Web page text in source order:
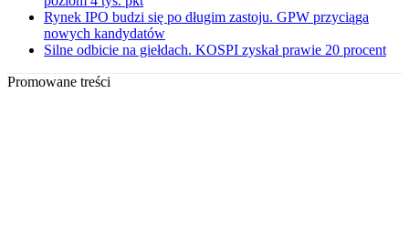
Rynek IPO budzi się po długim zastoju. GPW przyciąga
nowych kandydatów
Silne odbicie na giełdach. KOSPI zyskał prawie 20 procent
Promowane treści